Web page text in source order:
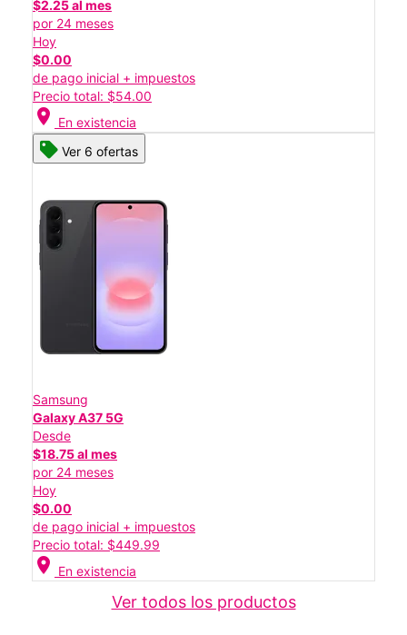
$2.25 al mes
por 24 meses
Hoy
$0.00
de pago inicial + impuestos
Precio total: $54.00
location_on En existencia
Ver 6 ofertas
Samsung
Galaxy A37 5G
Desde
$18.75 al mes
por 24 meses
Hoy
$0.00
de pago inicial + impuestos
Precio total: $449.99
location_on En existencia
Ver todos los productos